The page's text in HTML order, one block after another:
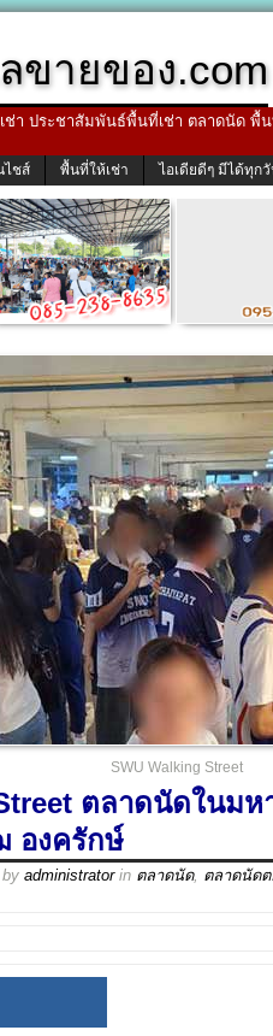
ขายของ.com
ช่า ประชาสัมพันธ์พื้นที่เช่า ตลาดนัด พื้
ไชส์ พื้นที่ให้เช่า ไอเดียดีๆ มีได้ทุก
SWU Walking Street
ตลาดนัดในมห
องครักษ์
by administratorin ตลาดนัด, ตลาดนัด